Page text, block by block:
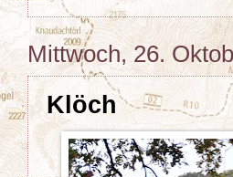
Mittwoch, 26.
Klöch